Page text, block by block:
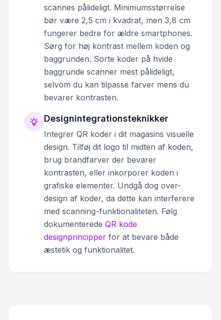
scannes pålideligt. Minimumsstørrelse
bør være 2,5 cm i kvadrat, men 3,8 cm
fungerer bedre for ældre smartphones.
Sørg for høj kontrast mellem koden og
baggrunden. Sorte koder på hvide
baggrunde scanner mest pålideligt,
selvom du kan tilpasse farver mens du
bevarer kontrasten.
Designintegrationsteknikker
Integrer QR koder i dit magasins visuelle
design. Tilføj dit logo til midten af koden,
brug brandfarver der bevarer
kontrasten, eller inkorporer koden i
grafiske elementer. Undgå dog over-
design af koder, da dette kan interferere
med scanning-funktionaliteten. Følg
dokumenterede QR kode
designprincipper for at bevare både
æstetik og funktionalitet.